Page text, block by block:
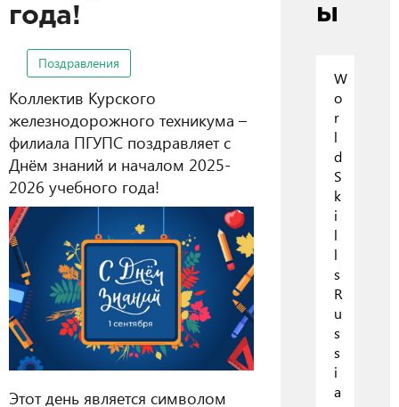
года!
Поздравления
Коллектив Курского
железнодорожного техникума –
филиала ПГУПС поздравляет с
Днём знаний и началом 2025-
2026 учебного года!
Этот день является символом
ы
W
o
r
l
d
S
k
i
l
l
s
R
u
s
s
i
a